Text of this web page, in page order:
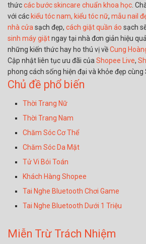
thứccác bước skincare chuẩn khoa học .
với các kiểu tóc nam, kiểu tóc nữ, mẫu nail
nhà cửa sạch đẹp, cách giặt quần áo sạch
sinh máy giặtngay tại nhà đơn giản hiệu
những kiến thức hay ho thú vị vềCung
Cập nhật liên tục ưu đãi của Shopee Live,
phong cách sống hiện đại và khỏe đẹp cùng
Chủ đề phổ biến
Thời Trang Nữ
Thời Trang Nam
Chăm Sóc Cơ Thể
Chăm Sóc Da Mặt
Tử Vi Bói Toán
Khách Hàng Shopee
Tai Nghe Bluetooth Chơi Game
Tai Nghe Bluetooth Dưới 1 Triệu
Miễn Trừ Trách Nhiệm